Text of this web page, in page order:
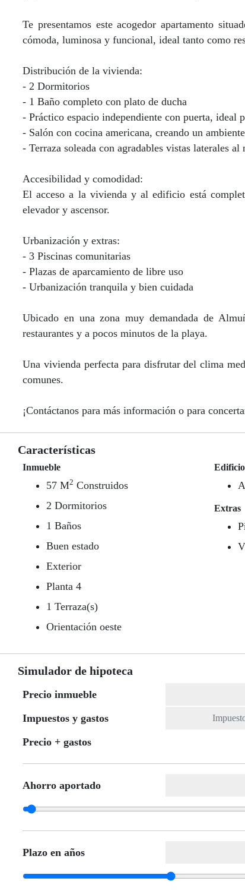
Te presentamos este acogedor apartamento
cómoda, luminosa y funcional, ideal tanto como
Distribución de la vivienda:
- 2 Dormitorios
- 1 Baño completo con plato de ducha
- Práctico espacio independiente con puerta, ideal
- Salón con cocina americana, creando un
- Terraza soleada con agradables vistas laterales al
Accesibilidad y comodidad:
El acceso a la vivienda y al edificio está
elevador y ascensor.
Urbanización y extras:
- 3 Piscinas comunitarias
- Plazas de aparcamiento de libre uso
- Urbanización tranquila y bien cuidada
Ubicado en una zona muy demandada de
restaurantes y a pocos minutos de la playa.
Una vivienda perfecta para disfrutar del clima
comunes.
¡Contáctanos para más información o para
Características
Inmueble
57 M2 Construidos
2 Dormitorios
1 Baños
Buen estado
Exterior
Planta 4
1 Terraza(s)
Orientación oeste
Edificio
Extras
Simulador de hipoteca
Precio inmueble
Impuestos y gastos
Precio + gastos
Ahorro aportado
Plazo en años